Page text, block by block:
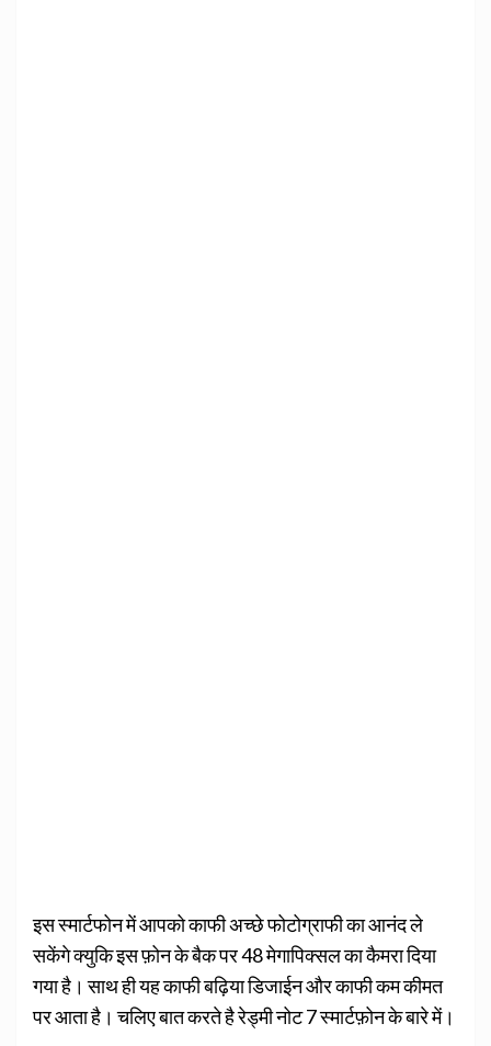
इस स्मार्टफोन में आपको काफी अच्छे फोटोग्राफी का आनंद ले
सकेंगे क्युकि इस फ़ोन के बैक पर 48 मेगापिक्सल का कैमरा दिया
गया है। साथ ही यह काफी बढ़िया डिजाईन और काफी कम कीमत
पर आता है। चलिए बात करते है रेड्मी नोट 7 स्मार्टफ़ोन के बारे में।